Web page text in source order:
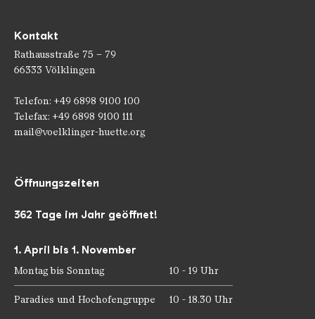
Kontakt
Rathausstraße 75 – 79
66333 Völklingen
Telefon: +49 6898 9100 100
Telefax: +49 6898 9100 111
mail@voelklinger-huette.org
Öffnungszeiten
362 Tage im Jahr geöffnet!
1. April bis 1. November
Montag bis Sonntag 10 - 19 Uhr
Paradies und Hochofengruppe 10 - 18.30 Uhr